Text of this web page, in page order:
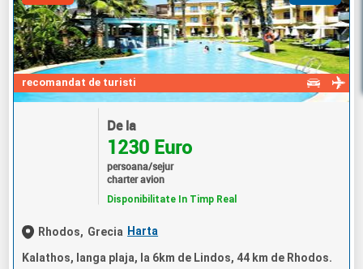
recomandat de turisti
De la
1230 Euro
persoana/sejur
charter avion
Disponibilitate In Timp Real
Rhodos, Grecia Harta
Kalathos, langa plaja, la 6km de Lindos, 44 km de Rhodos.